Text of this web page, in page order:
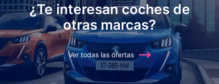
¿Te interesan coches de
otras marcas?
Ver todas las ofertas